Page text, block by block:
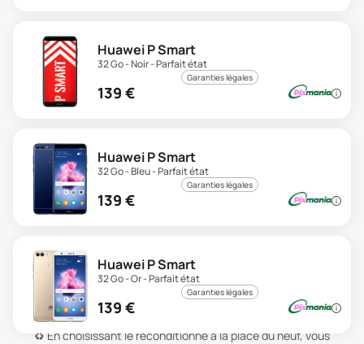
Huawei P Smart
32 Go - Noir - Parfait état
Garanties légales
139 €
Huawei P Smart
32 Go - Bleu - Parfait état
Garanties légales
139 €
Huawei P Smart
32 Go - Or - Parfait état
Garanties légales
139 €
♻️ En choisissant le reconditionné à la place du neuf, vous